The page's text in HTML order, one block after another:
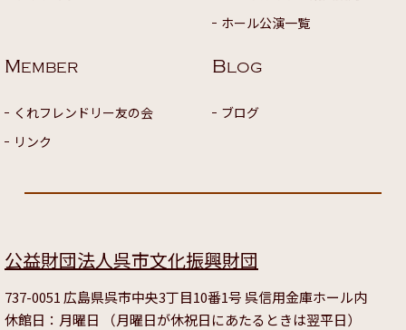
ホール公演一覧
MEMBER
くれフレンドリー友の会
リンク
BLOG
ブログ
公益財団法人呉市文化振興財団
737-0051 広島県呉市中央3丁目10番1号 呉信用金庫ホール内
休館日：月曜日 （月曜日が休祝日にあたるときは翌平日）